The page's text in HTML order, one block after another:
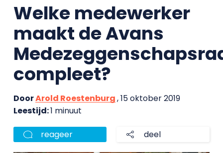
Welke medewerker
maakt de Avans
compleet?
DoorArold Roestenburg, 15 oktober 2019
Leestijd:1 minuut
reageer deel